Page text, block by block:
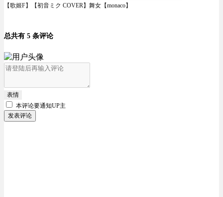
【歌姬F】【初音ミク COVER】舞女【monaco】
总共有 5 条评论
表情
本评论要通知UP主
发表评论